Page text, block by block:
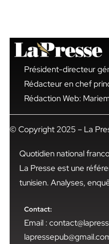
Président-directeur
Rédacteur en chef
Rédaction Web:
© Copyright 2025 – La
Quotidien national
La Presse est une
tunisien. Analyses,
Contact:
Email :